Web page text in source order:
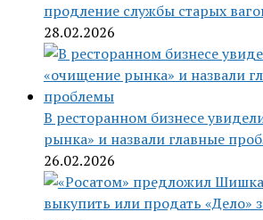
продление службы старых
28.02.2026
В ресторанном бизнесе
рынка» и назвали главные
26.02.2026